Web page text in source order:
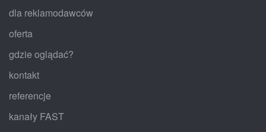
dla reklamodawców
oferta
gdzie oglądać?
kontakt
referencje
kanały FAST